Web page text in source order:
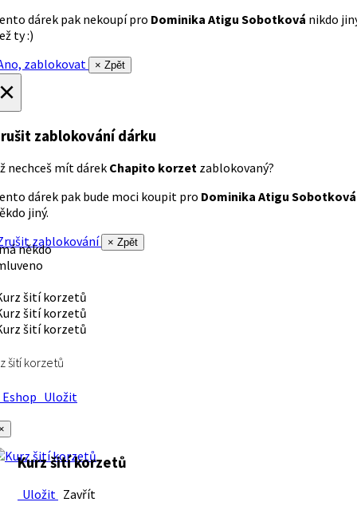
dárek pak nekoupí pro Dominika Atigu Sobotková nikdo
ty :)
zablokovat
× Zpět
zablokování dárku
nechceš mít dárek Chapito korzet zablokovaný?
dárek pak bude moci koupit pro Dominika Atigu Sobotková
jiný.
zablokování
× Zpět
někdo
šití korzetů
Uložit
Kurz šití korzetů
Uložit Zavřít